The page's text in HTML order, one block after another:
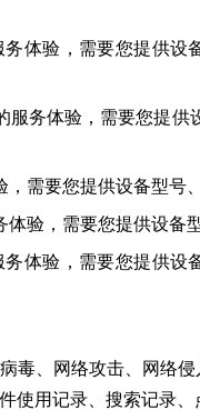
体验，需要您提供设
务体验，需要您提
需要您提供设备型号
验，需要您提供设备
体验，需要您提供设
毒、网络攻击、网络
用记录、搜索记录、